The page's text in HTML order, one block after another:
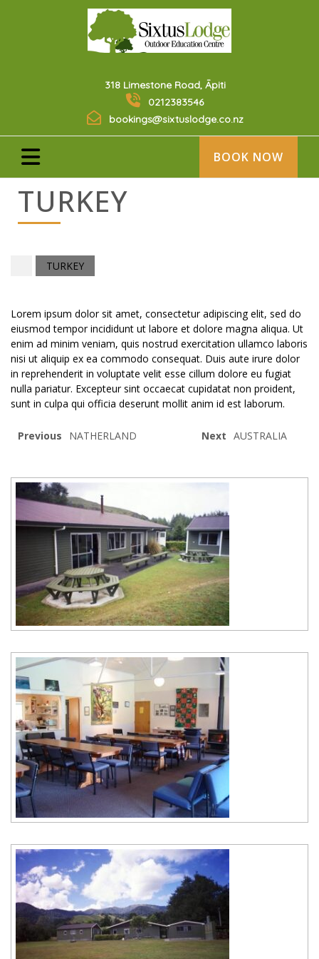
318 Limestone Road, Āpiti
0212383546
bookings@sixtuslodge.co.nz
BOOK NOW
TURKEY
TURKEY
Lorem ipsum dolor sit amet, consectetur adipiscing elit, sed do
eiusmod tempor incididunt ut labore et dolore magna aliqua. Ut
enim ad minim veniam, quis nostrud exercitation ullamco laboris
nisi ut aliquip ex ea commodo consequat. Duis aute irure dolor
in reprehenderit in voluptate velit esse cillum dolore eu fugiat
nulla pariatur. Excepteur sint occaecat cupidatat non proident,
sunt in culpa qui officia deserunt mollit anim id est laborum.
Previous NATHERLAND Next AUSTRALIA